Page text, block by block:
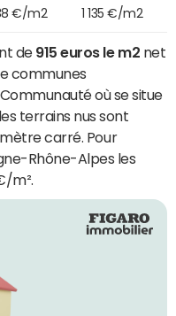
€/m2 1 135 €/m2
de 915 euros le m2 net
communes
où se situe
terrains nus sont
carré. Pour
Rhône-Alpes les
m².